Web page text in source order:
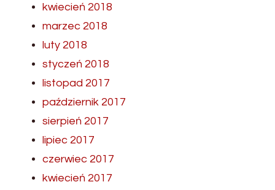
kwiecień 2018
marzec 2018
luty 2018
styczeń 2018
listopad 2017
październik 2017
sierpień 2017
lipiec 2017
czerwiec 2017
kwiecień 2017